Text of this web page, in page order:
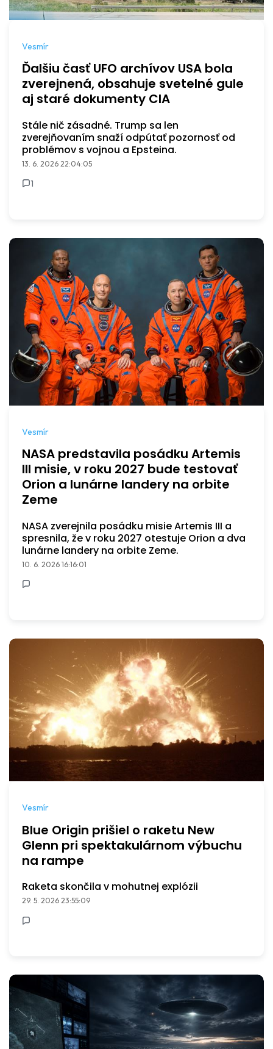
Vesmír
Ďalšiu časť UFO archívov USA bola
zverejnená, obsahuje svetelné gule
aj staré dokumenty CIA
Stále nič zásadné. Trump sa len
zverejňovaním snaží odpútať pozornosť od
problémov s vojnou a Epsteina.
13. 6. 2026 22:04:05
1
Vesmír
NASA predstavila posádku Artemis
III misie, v roku 2027 bude testovať
Orion a lunárne landery na orbite
Zeme
NASA zverejnila posádku misie Artemis III a
spresnila, že v roku 2027 otestuje Orion a dva
lunárne landery na orbite Zeme.
10. 6. 2026 16:16:01
Vesmír
Blue Origin prišiel o raketu New
Glenn pri spektakulárnom výbuchu
na rampe
Raketa skončila v mohutnej explózii
29. 5. 2026 23:55:09